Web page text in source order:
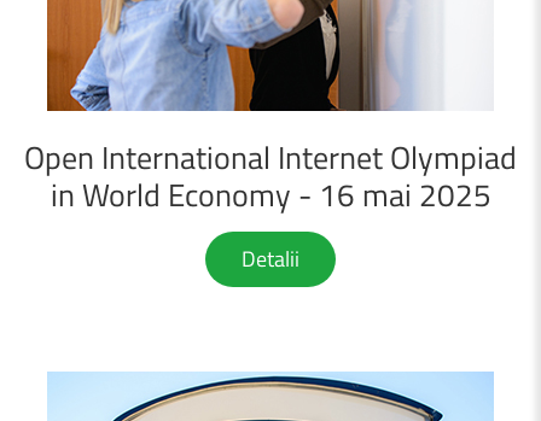
Open International InternetOlympiad
inWorld Economy - 16 mai 2025
Detalii